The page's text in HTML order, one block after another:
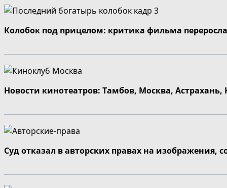
Колобок под прицелом: критика фильма
Новости кинотеатров: Тамбов, Москва,
Суд отказал в авторских правах на изображения,